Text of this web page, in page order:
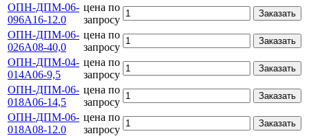
ОПН-ДПМ-06-
096А16-12.0
цена по
запросу
Заказать
ОПН-ДПМ-06-
026А08-40,0
цена по
запросу
Заказать
ОПН-ДПМ-04-
014А06-9,5
цена по
запросу
Заказать
ОПН-ДПМ-06-
018А06-14,5
цена по
запросу
Заказать
ОПН-ДПМ-06-
018А08-12.0
цена по
запросу
Заказать